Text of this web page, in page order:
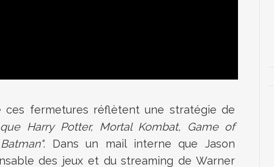
ces fermetures réflètent une stratégie de
Harry Potter, Mortal Kombat, Game of
. Dans un mail interne que Jason
des jeux et du streaming de Warner